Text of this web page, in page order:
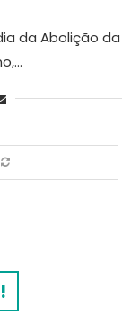
da Abolição da